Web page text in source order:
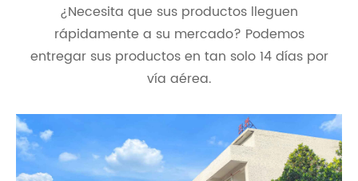
¿Necesita que sus productos lleguen
rápidamente a su mercado? Podemos
entregar sus productos en tan solo 14 días por
vía aérea.